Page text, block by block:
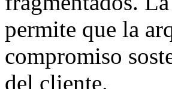
permite que la
compromiso
del cliente.